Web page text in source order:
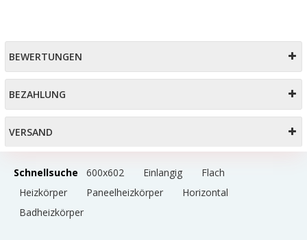
BEWERTUNGEN
BEZAHLUNG
VERSAND
Schnellsuche 600x602 Einlangig
Flach
Heizkörper
Paneelheizkörper
Horizontal
Badheizkörper